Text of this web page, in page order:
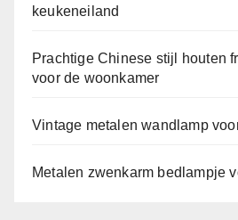
keukeneiland
Prachtige Chinese stijl houten
voor de woonkamer
Vintage metalen wandlamp
Metalen zwenkarm bedlampje